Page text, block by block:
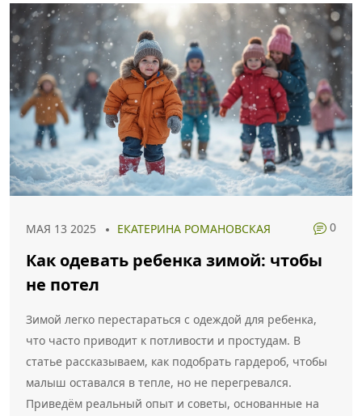
МАЯ 13 2025 ЕКАТЕРИНА РОМАНОВСКАЯ 0
Как одевать ребенка зимой: чтобы
не потел
Зимой легко перестараться с одеждой для ребенка,
что часто приводит к потливости и простудам. В
статье рассказываем, как подобрать гардероб, чтобы
малыш оставался в тепле, но не перегревался.
Приведём реальный опыт и советы, основанные на